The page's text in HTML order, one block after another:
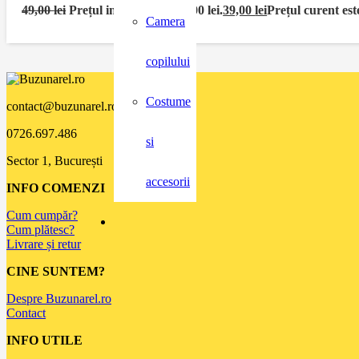
Camera
copilului
Costume
si
accesorii
49,00lei Prețul inițial a fost: 49,00 lei.39,00leiPrețul curent
contact@buzunarel.ro
0726.697.486
Sector 1, București
INFO COMENZI
Cum cumpăr?
Cum plătesc?
Livrare și retur
CINE SUNTEM?
Despre Buzunarel.ro
Contact
INFO UTILE